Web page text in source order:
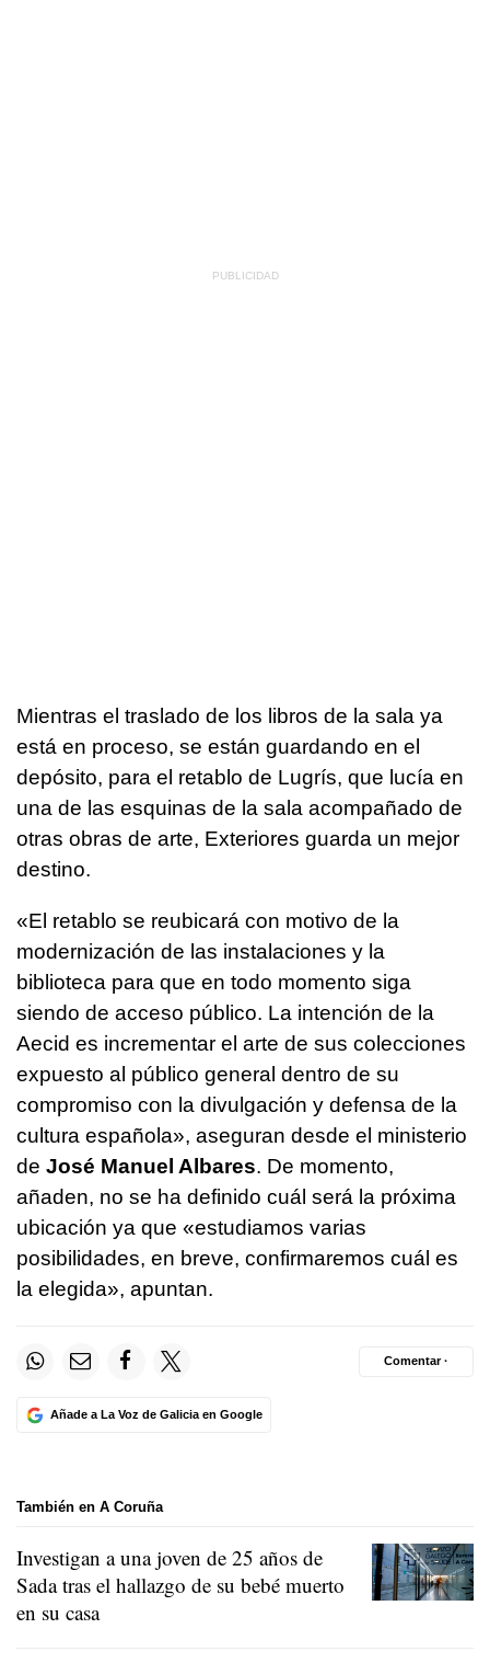
Mientras el traslado de los libros de la sala ya
está en proceso, se están guardando en el
depósito, para el retablo de Lugrís, que lucía en
una de las esquinas de la sala acompañado de
otras obras de arte, Exteriores guarda un mejor
destino.
«El retablo se reubicará con motivo de la
modernización de las instalaciones y la
biblioteca para que en todo momento siga
siendo de acceso público. La intención de la
Aecid es incrementar el arte de sus colecciones
expuesto al público general dentro de su
compromiso con la divulgación y defensa de la
cultura española», aseguran desde el ministerio
de José Manuel Albares. De momento,
añaden, no se ha definido cuál será la próxima
ubicación ya que «estudiamos varias
posibilidades, en breve, confirmaremos cuál es
la elegida», apuntan.
Añade a La Voz de Galicia en Google
Comentar ·
También en A Coruña
Investigan a una joven de 25 años de
Sada tras el hallazgo de su bebé muerto
en su casa